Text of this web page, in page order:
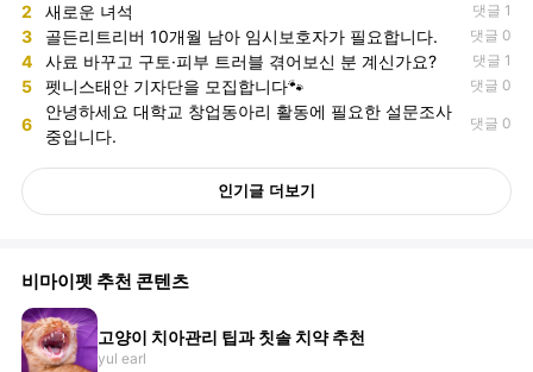
2 새로운 녀석 댓글 1
3 골든리트리버 10개월 남아 임시보호자가 필요합니다. 댓글 0
4 사료 바꾸고 구토·피부 트러블 겪어보신 분 계신가요? 댓글 1
5 펫니스태안 기자단을 모집합니다🐾 댓글 0
6
안녕하세요 대학교 창업동아리 활동에 필요한 설문조사
중입니다.
댓글 0
인기글 더보기
비마이펫 추천 콘텐츠
고양이 치아관리 팁과 칫솔 치약 추천
yul earl